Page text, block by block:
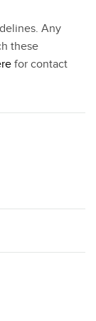
Any
these
for contact